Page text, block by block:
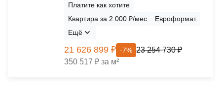
Платите как хотите
Квартира за 2 000 ₽/мес
Евроформат
Ещё
21 626 899 ₽ -7% 23 254 730 ₽
350 517 ₽ за м²